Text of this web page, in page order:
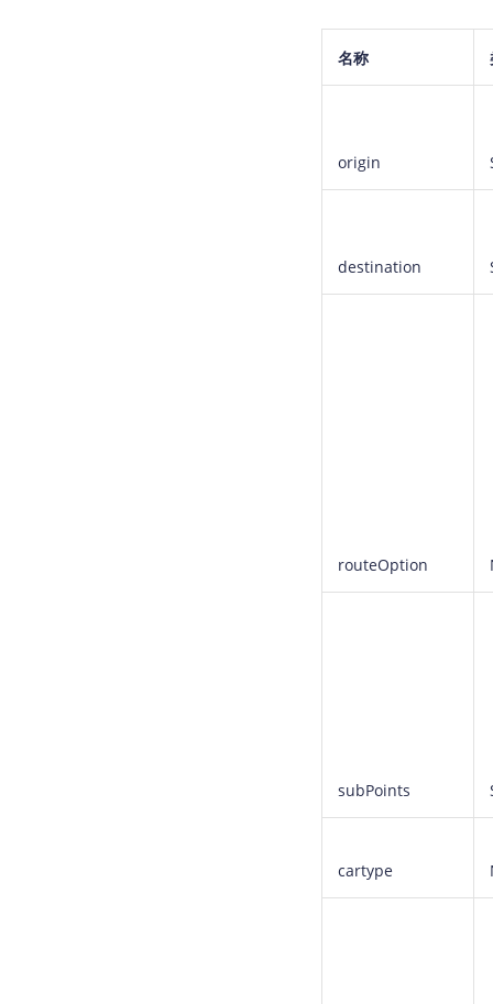
名称
origin
destination
routeOption
subPoints
cartype